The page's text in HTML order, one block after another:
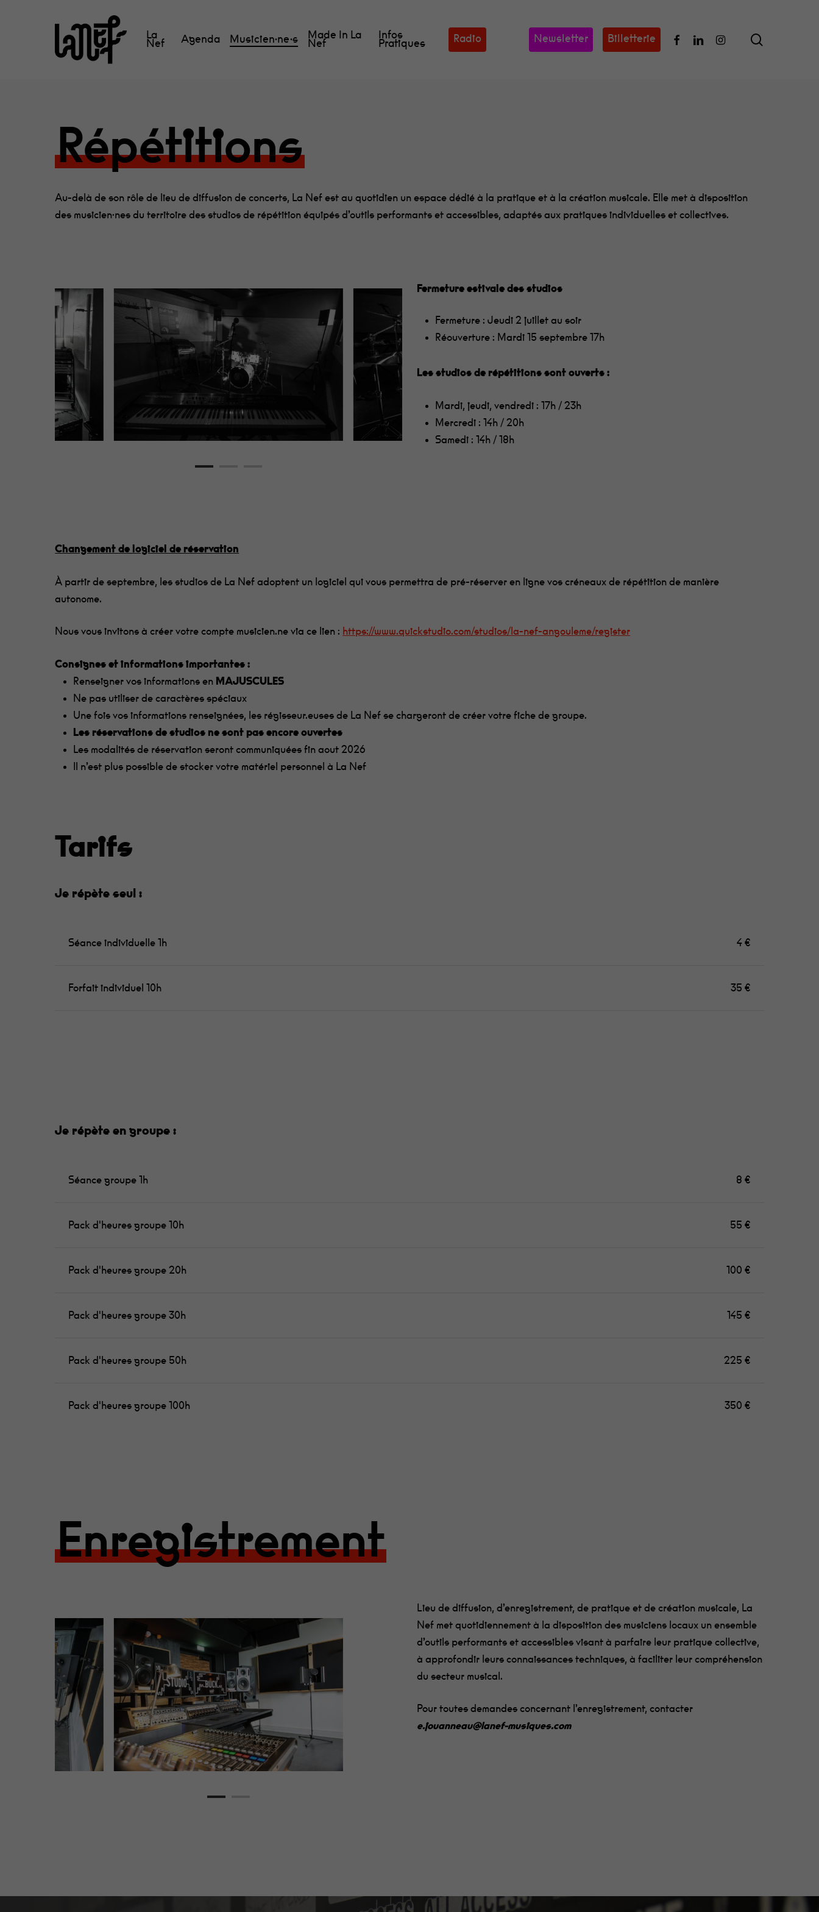
La
Nef Agenda Musicien·ne·s Made In La
Nef
Infos
Pratiques Radio Newsletter Billetterie FacebookLinkedinInstagram
Répétitions
Au-delà de son rôle de lieu de diffusion de concerts, La Nef est au quotidien un espace dédié à la pratique et à la création musicale. Elle met à disposition
des musicien·nes du territoire des studios de répétition équipés d’outils performants et accessibles, adaptés aux pratiques individuelles et collectives.
Fermeture estivale des studios
Fermeture : Jeudi 2 juillet au soir
Réouverture : Mardi 15 septembre 17h
Les studios de répétitions sont ouverts :
Mardi, jeudi, vendredi : 17h / 23h
Mercredi : 14h / 20h
Samedi : 14h / 18h
Changement de logiciel de réservation
À partir de septembre, les studios de La Nef adoptent un logiciel qui vous permettra de pré-réserver en ligne vos créneaux de répétition de manière
autonome.
Nous vous invitons à créer votre compte musicien.ne via ce lien : https://www.quickstudio.com/studios/la-nef-angouleme/register
Consignes et informations importantes :
Renseigner vos informations en MAJUSCULES
Ne pas utiliser de caractères spéciaux
Une fois vos informations renseignées, les régisseur.euses de La Nef se chargeront de créer votre fiche de groupe.
Les réservations de studios ne sont pas encore ouvertes
Les modalités de réservation seront communiquées fin aout 2026
Il n’est plus possible de stocker votre matériel personnel à La Nef
Tarifs
Je répète seul :
Séance individuelle 1h 4 €
Forfait individuel 10h 35 €
Je répète en groupe :
Séance groupe 1h 8 €
Pack d'heures groupe 10h 55 €
Pack d'heures groupe 20h 100 €
Pack d'heures groupe 30h 145 €
Pack d'heures groupe 50h 225 €
Pack d'heures groupe 100h 350 €
Enregistrement
Lieu de diffusion, d’enregistrement, de pratique et de création musicale, La
Nef met quotidiennement à la disposition des musiciens locaux un ensemble
d’outils performants et accessibles visant à parfaire leur pratique collective,
à approfondir leurs connaissances techniques, à faciliter leur compréhension
du secteur musical.
Pour toutes demandes concernant l’enregistrement, contacter
e.jouanneau@lanef-musiques.com